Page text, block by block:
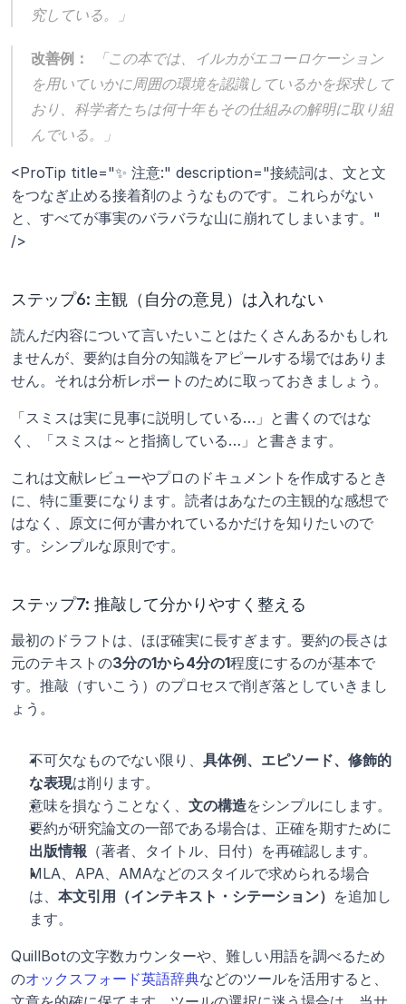
究している。」
改善例：
「この本では、イルカがエコーロケーション
を用いていかに周囲の環境を認識しているかを探求して
おり、科学者たちは何十年もその仕組みの解明に取り組
んでいる。」
<ProTip title="✨ 注意:" description="接続詞は、文と文
をつなぎ止める接着剤のようなものです。これらがない
と、すべてが事実のバラバラな山に崩れてしまいます。"
/>
ステップ6: 主観（自分の意見）は入れない
読んだ内容について言いたいことはたくさんあるかもしれ
ませんが、要約は自分の知識をアピールする場ではありま
せん。それは分析レポートのために取っておきましょう。
「スミスは実に見事に説明している…」と書くのではな
く、「スミスは～と指摘している…」と書きます。
これは文献レビューやプロのドキュメントを作成するとき
に、特に重要になります。読者はあなたの主観的な感想で
はなく、原文に何が書かれているかだけを知りたいので
す。シンプルな原則です。
ステップ7: 推敲して分かりやすく整える
最初のドラフトは、ほぼ確実に長すぎます。要約の長さは
元のテキストの3分の1から4分の1程度にするのが基本で
す。推敲（すいこう）のプロセスで削ぎ落としていきまし
ょう。
不可欠なものでない限り、 具体例、エピソード、修飾的
な表現は削ります。
意味を損なうことなく、 文の構造をシンプルにします。
要約が研究論文の一部である場合は、正確を期すために
出版情報 （著者、タイトル、日付）を再確認します。
MLA、APA、AMAなどのスタイルで求められる場合
は、 本文引用（インテキスト・シテーション） を追加し
ます。
QuillBotの文字数カウンターや、難しい用語を調べるため
のオックスフォード英語辞典などのツールを活用すると、